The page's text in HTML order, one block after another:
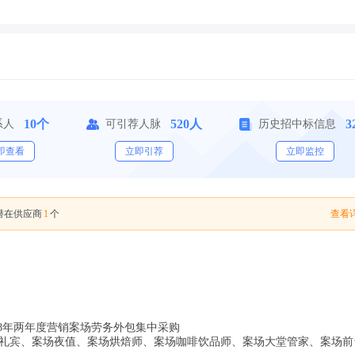
10个
查看
可引荐人脉 520人
立即引荐
历史招中标信息
立即监控
在供应商 1 个 查看
两年度营销案场劳务外包集中采购
宾、案场夜值、案场烘焙师、案场咖啡饮品师、案场大堂管家、案场